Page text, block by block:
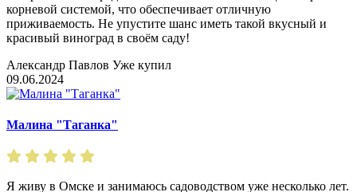
корневой системой, что обеспечивает отличную
приживаемость. Не упустите шанс иметь такой вкусный и
красивый виноград в своём саду!
Александр Павлов Уже купил
09.06.2024
Малина "Таганка"
Я живу в Омске и занимаюсь садоводством уже несколько лет.